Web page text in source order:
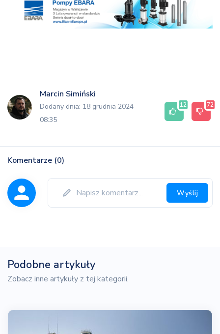
Marcin Simiński
Dodany dnia: 18 grudnia 2024
08:35
12 72
Komentarze (0)
Wyślij
Podobne artykuły
Zobacz inne artykuły z tej kategorii.